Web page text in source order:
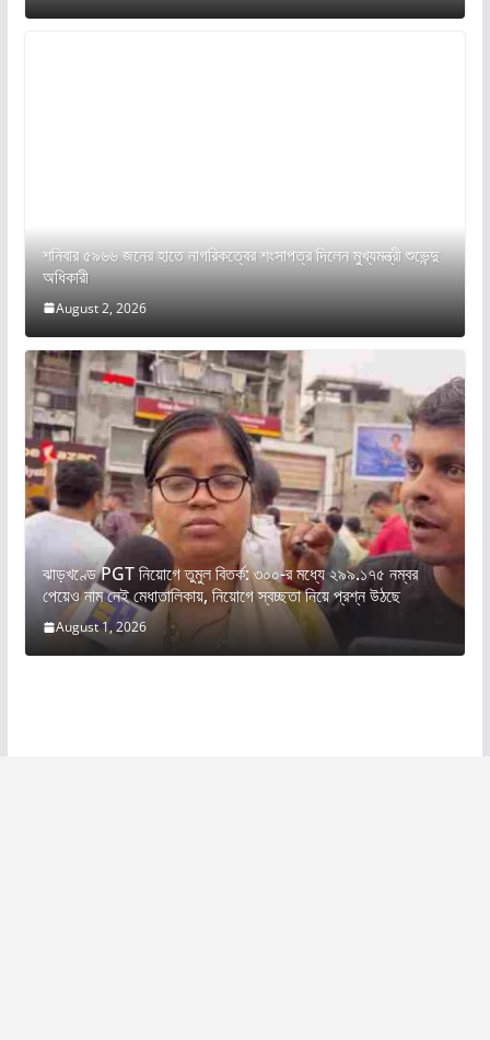
শনিবার ৫৯৬৬ জনের হাতে নাগরিকত্বের শংসাপত্র দিলেন মুখ্যমন্ত্রী শুভেন্দু
অধিকারী
August 2, 2026
ঝাড়খণ্ডে PGT নিয়োগে তুমুল বিতর্ক: ৩০০-র মধ্যে ২৯৯.১৭৫ নম্বর
পেয়েও নাম নেই মেধাতালিকায়, নিয়োগে স্বচ্ছতা নিয়ে প্রশ্ন উঠছে
August 1, 2026